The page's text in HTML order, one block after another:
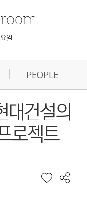
일
PEOPLE
대건설의
로젝트